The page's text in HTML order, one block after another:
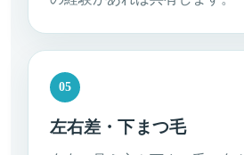
05
左右差・下まつ毛